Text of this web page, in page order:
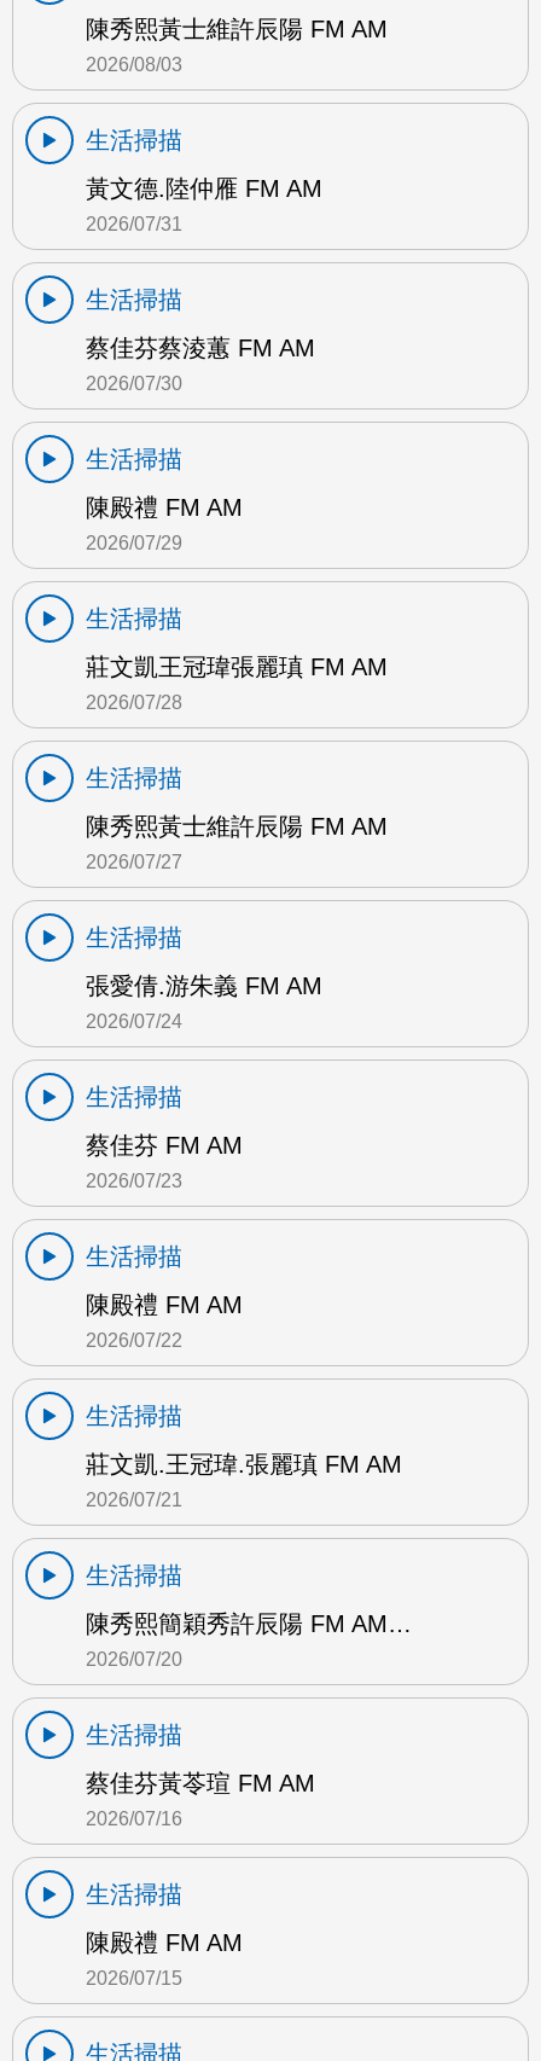
陳秀熙黃士維許辰陽 FM AM
2026/08/03
生活掃描
黃文德.陸仲雁 FM AM
2026/07/31
生活掃描
蔡佳芬蔡淩蕙 FM AM
2026/07/30
生活掃描
陳殿禮 FM AM
2026/07/29
生活掃描
莊文凱王冠瑋張麗瑱 FM AM
2026/07/28
生活掃描
陳秀熙黃士維許辰陽 FM AM
2026/07/27
生活掃描
張愛倩.游朱義 FM AM
2026/07/24
生活掃描
蔡佳芬 FM AM
2026/07/23
生活掃描
陳殿禮 FM AM
2026/07/22
生活掃描
莊文凱.王冠瑋.張麗瑱 FM AM
2026/07/21
生活掃描
陳秀熙簡穎秀許辰陽 FM AM…
2026/07/20
生活掃描
蔡佳芬黃苓瑄 FM AM
2026/07/16
生活掃描
陳殿禮 FM AM
2026/07/15
生活掃描